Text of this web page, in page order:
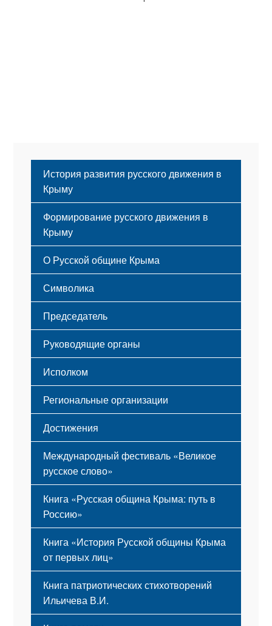
История развития русского движения в
Крыму
Формирование русского движения в
Крыму
Русский Крым
О Русской общине Крыма
Этапы становления
Принципы деятельности
Структура
Мероприятия
Символика
Флаг
Герб
Гимн
Председатель
Руководящие органы
Исполком
Региональные организации
Достижения
Международный фестиваль «Великое
русское слово»
Книга «Русская община Крыма: путь в
Россию»
Книга «История Русской общины Крыма
от первых лиц»
Книга патриотических стихотворений
Ильичева В.И.